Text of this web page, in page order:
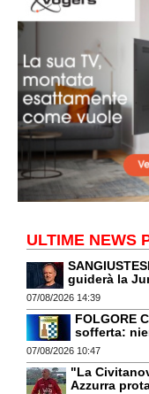
ULTIME NEWS
guiderà la
07/08/2026 14:39
FOLGORE
sofferta:
07/08/2026 10:47
"La
Azzurra